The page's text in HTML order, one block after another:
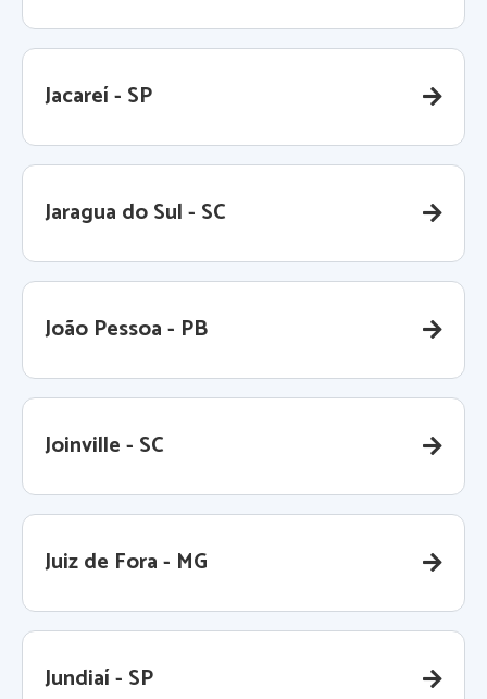
Jacareí - SP
Jaragua do Sul - SC
João Pessoa - PB
Joinville - SC
Juiz de Fora - MG
Jundiaí - SP